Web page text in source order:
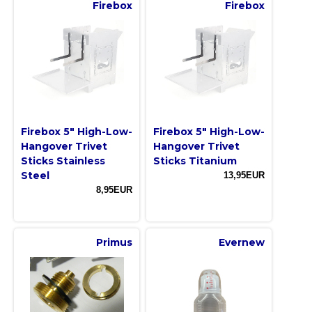
Firebox
Firebox 5″ High-Low-
Hangover Trivet
Sticks Stainless
Steel
8,95EUR
Firebox
Firebox 5″ High-Low-
Hangover Trivet
Sticks Titanium
13,95EUR
Primus Evernew